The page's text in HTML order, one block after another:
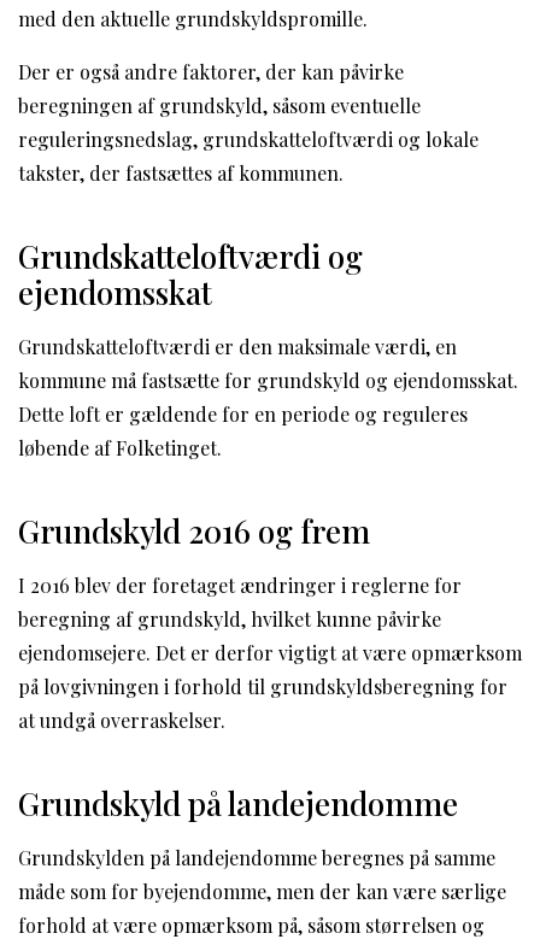
med den aktuelle grundskyldspromille.
Der er også andre faktorer, der kan påvirke
beregningen af grundskyld, såsom eventuelle
reguleringsnedslag, grundskatteloftværdi og lokale
takster, der fastsættes af kommunen.
Grundskatteloftværdi og
ejendomsskat
Grundskatteloftværdi er den maksimale værdi, en
kommune må fastsætte for grundskyld og ejendomsskat.
Dette loft er gældende for en periode og reguleres
løbende af Folketinget.
Grundskyld 2016 og frem
I 2016 blev der foretaget ændringer i reglerne for
beregning af grundskyld, hvilket kunne påvirke
ejendomsejere. Det er derfor vigtigt at være opmærksom
på lovgivningen i forhold til grundskyldsberegning for
at undgå overraskelser.
Grundskyld på landejendomme
Grundskylden på landejendomme beregnes på samme
måde som for byejendomme, men der kan være særlige
forhold at være opmærksom på, såsom størrelsen og